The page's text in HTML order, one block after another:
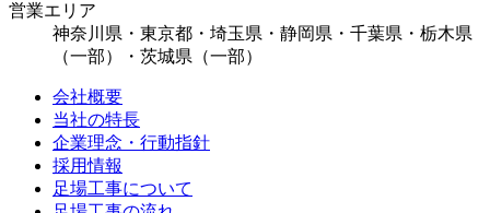
営業エリア
神奈川県・東京都・埼玉県・静岡県・千葉県・栃木県
（一部）・茨城県（一部）
会社概要
当社の特長
企業理念・行動指針
採用情報
足場工事について